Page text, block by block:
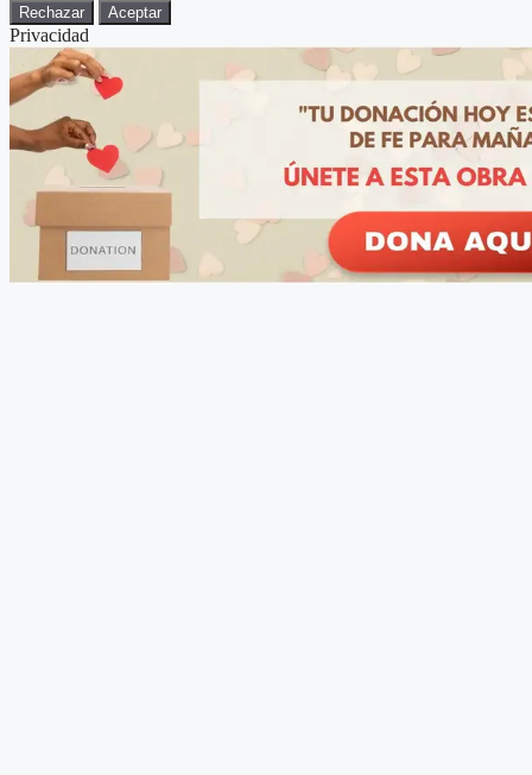
Rechazar Aceptar
Privacidad